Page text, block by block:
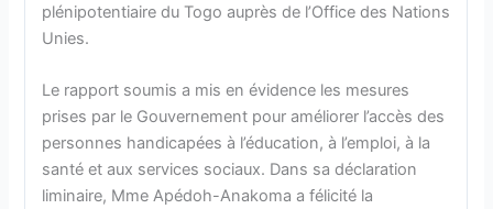
plénipotentiaire du Togo auprès de l’Office des Nations
Unies.
Le rapport soumis a mis en évidence les mesures
prises par le Gouvernement pour améliorer l’accès des
personnes handicapées à l’éducation, à l’emploi, à la
santé et aux services sociaux. Dans sa déclaration
liminaire, Mme Apédoh-Anakoma a félicité la